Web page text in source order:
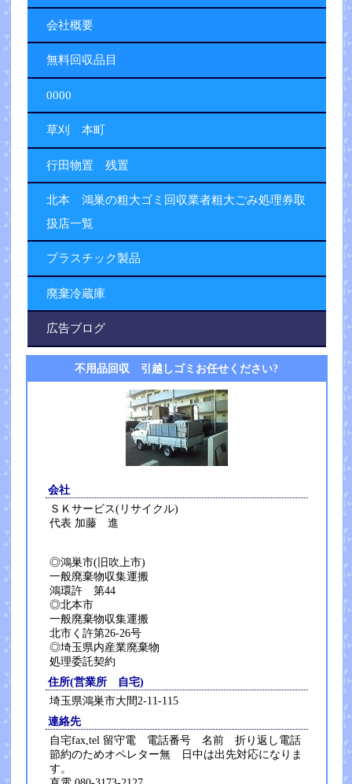
会社概要
無料回収品目
0000
草刈 本町
行田物置 残置
北本 鴻巣の粗大ゴミ回収業者粗大ごみ処理券取
扱店一覧
プラスチック製品
廃棄冷蔵庫
広告ブログ
不用品回収 引越しゴミお任せください?
会社
ＳＫサービス(リサイクル)
代表 加藤 進
◎鴻巣市(旧吹上市)
一般廃棄物収集運搬
鴻環許 第44
◎北本市
一般廃棄物収集運搬
北市く許第26-26号
◎埼玉県内産業廃棄物
処理委託契約
住所(営業所 自宅)
埼玉県鴻巣市大間2-11-115
連絡先
自宅fax,tel 留守電 電話番号 名前 折り返し電話
節約のためオペレター無 日中は出先対応になりま
す。